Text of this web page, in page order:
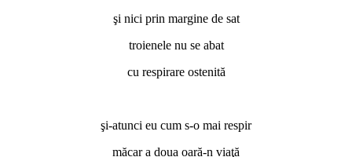
şi nici prin margine de sat
troienele nu se abat
cu respirare ostenită
şi-atunci eu cum s-o mai respir
măcar a doua oară-n viaţă